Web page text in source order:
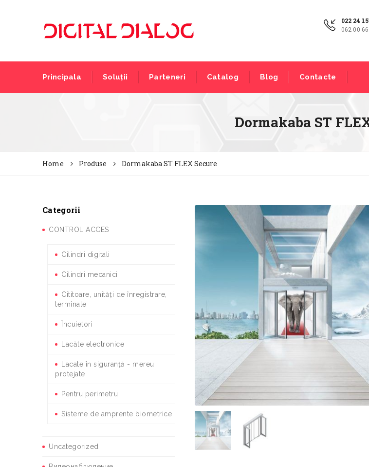
022 24
062 00 66
Principala Soluții Parteneri Catalog Blog Contacte
Dormakaba ST
Home Produse Dormakaba ST FLEX Secure
Categorii
CONTROL ACCES
Cilindri digitali
Cilindri mecanici
Cititoare, unități de înregistrare,
terminale
Încuietori
Lacăte electronice
Lacate în siguranță - mereu
protejate
Pentru perimetru
Sisteme de amprente biometrice
Uncategorized